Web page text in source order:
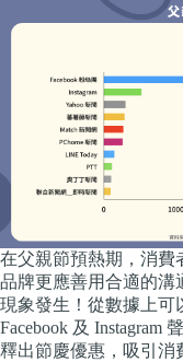
在父親節預熱期，消費
品牌更應善用合適的溝
現象發生！從數據上可
Facebook 及 Instagram
釋出節慶優惠，吸引消